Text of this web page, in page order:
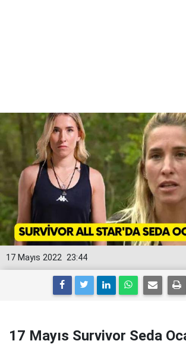
23:44
17 Mayıs 2022
17 Mayıs Survivor Seda